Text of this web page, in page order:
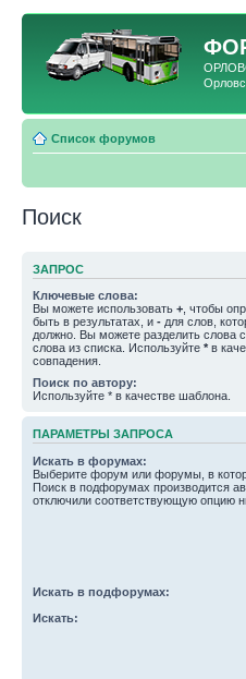
Список форумов
Поиск
ЗАПРОС
Ключевые слова:
Вы можете использовать + , чтобы
быть в результатах, и - для слов,
должно. Вы можете разделить слова
слова из списка. Используйте * в
совпадения.
Поиск по автору:
Используйте * в качестве шаблона.
ПАРАМЕТРЫ ЗАПРОСА
Искать в форумах:
Выберите форум или форумы, в
Поиск в подфорумах производится
отключили соответствующую опцию
Искать в подфорумах:
Искать: